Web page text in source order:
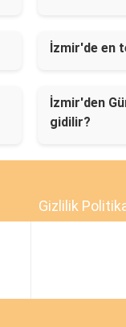
İzmir'de en
İzmir'den
gidilir?
Gizlilik